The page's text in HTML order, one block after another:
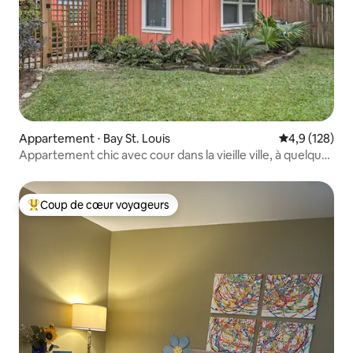
Appartement ⋅ Bay St. Louis Évaluation
4,9 (128)
Appartement chic avec cour dans la vieille ville, à quelques
Coups de cœur voyageurs les plus appréciés
Coup de cœur voyageurs